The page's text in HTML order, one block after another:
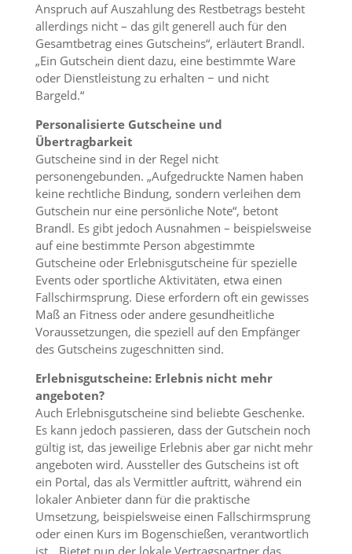
Anspruch auf Auszahlung des Restbetrags besteht
allerdings nicht – das gilt generell auch für den
Gesamtbetrag eines Gutscheins“, erläutert Brandl.
„Ein Gutschein dient dazu, eine bestimmte Ware
oder Dienstleistung zu erhalten − und nicht
Bargeld.“
Personalisierte Gutscheine und
Übertragbarkeit
Gutscheine sind in der Regel nicht
personengebunden. „Aufgedruckte Namen haben
keine rechtliche Bindung, sondern verleihen dem
Gutschein nur eine persönliche Note“, betont
Brandl. Es gibt jedoch Ausnahmen – beispielsweise
auf eine bestimmte Person abgestimmte
Gutscheine oder Erlebnisgutscheine für spezielle
Events oder sportliche Aktivitäten, etwa einen
Fallschirmsprung. Diese erfordern oft ein gewisses
Maß an Fitness oder andere gesundheitliche
Voraussetzungen, die speziell auf den Empfänger
des Gutscheins zugeschnitten sind.
Erlebnisgutscheine: Erlebnis nicht mehr
angeboten?
Auch Erlebnisgutscheine sind beliebte Geschenke.
Es kann jedoch passieren, dass der Gutschein noch
gültig ist, das jeweilige Erlebnis aber gar nicht mehr
angeboten wird. Aussteller des Gutscheins ist oft
ein Portal, das als Vermittler auftritt, während ein
lokaler Anbieter dann für die praktische
Umsetzung, beispielsweise einen Fallschirmsprung
oder einen Kurs im Bogenschießen, verantwortlich
ist. „Bietet nun der lokale Vertragspartner das